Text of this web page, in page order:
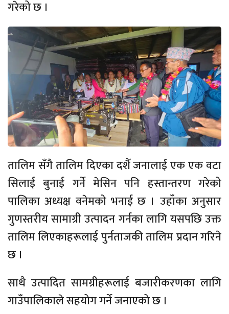
गरेको छ ।
तालिम सँगै तालिम दिएका दशैँ जनालाई एक एक वटा
सिलाई बुनाई गर्ने मेसिन पनि हस्तान्तरण गरेको
पालिका अध्यक्ष वनेमको भनाई छ । उहाँका अनुसार
गुणस्तरीय सामाग्री उत्पादन गर्नका लागि यसपछि उक्त
तालिम लिएकाहरूलाई पुर्नताजकी तालिम प्रदान गरिने
छ ।
साथै उत्पादित सामग्रीहरूलाई बजारीकरणका लागि
गाउँपालिकाले सहयोग गर्ने जनाएको छ ।